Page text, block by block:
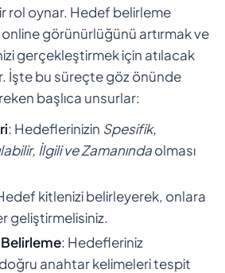
rol oynar. Hedef belirleme
görünürlüğünü artırmak ve
gerçekleştirmek için atılacak
İşte bu süreçte göz önünde
başlıca unsurlar:
: Hedeflerinizin Spesifik,
İlgili ve Zamanındaolması
kitlenizi belirleyerek, onlara
geliştirmelisiniz.
: Hedefleriniz
anahtar kelimeleri tespit